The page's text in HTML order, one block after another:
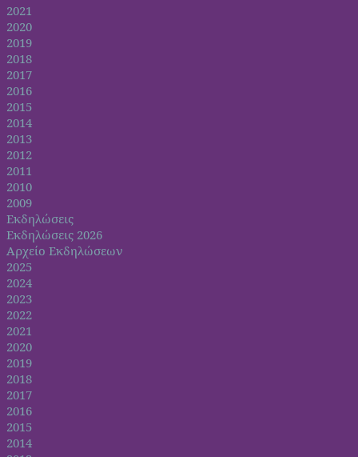
2021
2020
2019
2018
2017
2016
2015
2014
2013
2012
2011
2010
2009
Εκδηλώσεις
Εκδηλώσεις 2026
Αρχείο Εκδηλώσεων
2025
2024
2023
2022
2021
2020
2019
2018
2017
2016
2015
2014